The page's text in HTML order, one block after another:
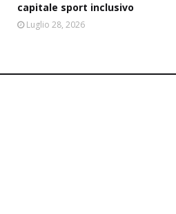
capitale sport inclusivo
Luglio 28, 2026